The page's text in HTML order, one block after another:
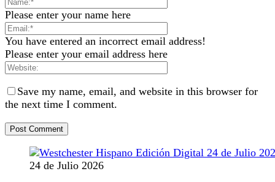
Please enter your name here
You have entered an incorrect email address!
Please enter your email address here
Save my name, email, and website in this browser for
the next time I comment.
24 de Julio 2026